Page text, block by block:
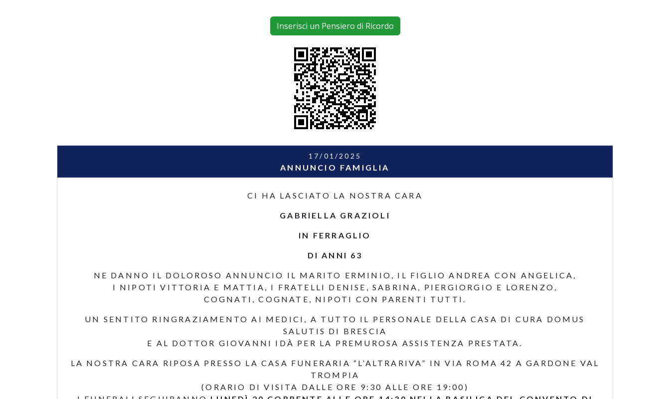
Inserisci un Pensiero di Ricordo
17/01/2025
ANNUNCIO FAMIGLIA
CI HA LASCIATO LA NOSTRA CARA
GABRIELLA GRAZIOLI
IN FERRAGLIO
DI ANNI 63
NE DANNO IL DOLOROSO ANNUNCIO IL MARITO ERMINIO, IL FIGLIO ANDREA CON ANGELICA,
I NIPOTI VITTORIA E MATTIA, I FRATELLI DENISE, SABRINA, PIERGIORGIO E LORENZO,
COGNATI, COGNATE, NIPOTI CON PARENTI TUTTI.
UN SENTITO RINGRAZIAMENTO AI MEDICI, A TUTTO IL PERSONALE DELLA CASA DI CURA DOMUS
SALUTIS DI BRESCIA
E AL DOTTOR GIOVANNI IDÀ PER LA PREMUROSA ASSISTENZA PRESTATA.
LA NOSTRA CARA RIPOSA PRESSO LA CASA FUNERARIA “L’ALTRARIVA” IN VIA ROMA 42 A GARDONE VAL
TROMPIA
(ORARIO DI VISITA DALLE ORE 9:30 ALLE ORE 19:00)